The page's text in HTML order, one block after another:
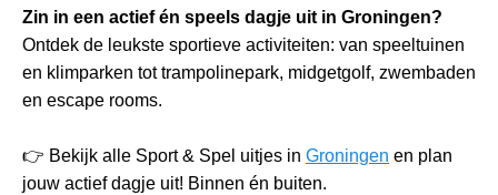
Zin in een actief én speels dagje uit in Groningen?
Ontdek de leukste sportieve activiteiten: van speeltuinen
en klimparken tot trampolinepark, midgetgolf, zwembaden
en escape rooms.
👉 Bekijk alle Sport & Spel uitjes in Groningen en plan
jouw actief dagje uit! Binnen én buiten.